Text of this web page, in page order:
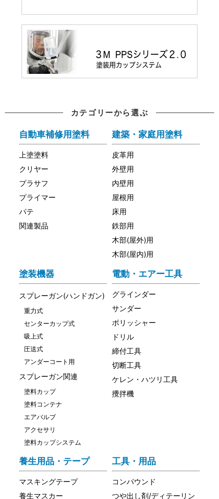
カテゴリーから選ぶ
自動車補修用塗料
上塗塗料
クリヤー
プラサフ
プライマー
パテ
関連製品
建築・家庭用塗料
皮革用
外壁用
内壁用
屋根用
床用
鉄部用
木部(屋外)用
木部(屋内)用
塗装機器
スプレーガン(ハンドガン)
重力式
センターカップ式
吸上式
圧送式
アンダーコート用
スプレーガン関連
塗料カップ
塗料コンテナ
エアバルブ
アクセサリ
塗料カップシステム
電動・エアー工具
グラインダー
サンダー
ポリッシャー
ドリル
締付工具
切断工具
ケレン・ハツリ工具
攪拌機
養生用品・テープ
マスキングテープ
養生マスカー
工具・用品
コンパウンド
つや出し剤/ディテーリン